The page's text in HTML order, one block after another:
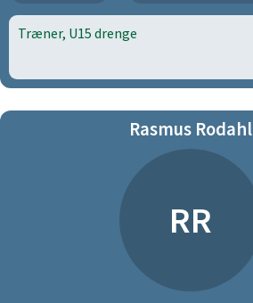
Træner, U15 drenge
Rasmus Rodahl
RR